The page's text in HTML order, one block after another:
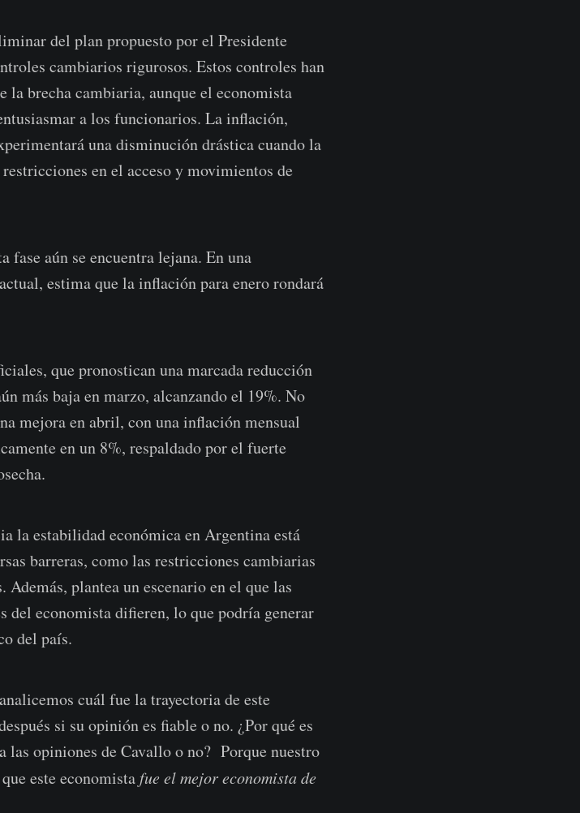
del plan propuesto por el Presidente
cambiarios rigurosos. Estos controles han
brecha cambiaria, aunque el economista
a los funcionarios. La inflación,
una disminución drástica cuando la
en el acceso y movimientos de
fase aún se encuentra lejana. En una
estima que la inflación para enero rondará
que pronostican una marcada reducción
más baja en marzo, alcanzando el 19%. No
mejora en abril, con una inflación mensual
en un 8%, respaldado por el fuerte
la estabilidad económica en Argentina está
barreras, como las restricciones cambiarias
plantea un escenario en el que las
del economista difieren, lo que podría generar
del país.
cuál fue la trayectoria de este
si su opinión es fiable o no. ¿Por qué es
las opiniones de Cavallo o no? Porque nuestro
este economistafue el mejor economista de